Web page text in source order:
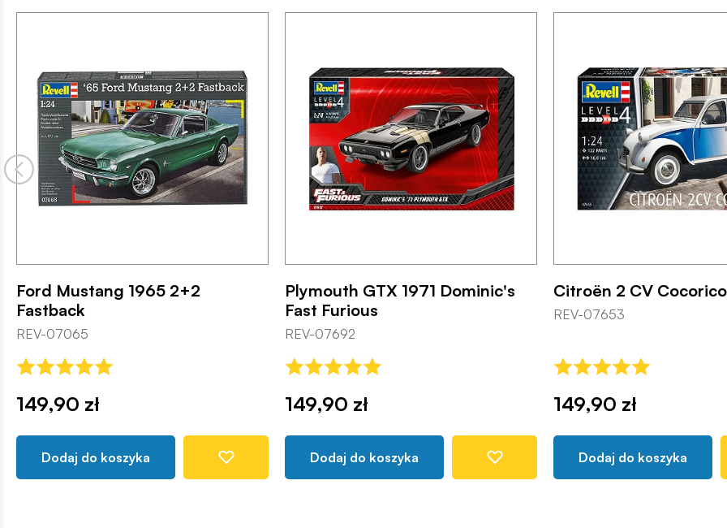
Ford Mustang 1965 2+2
Fastback
REV-07065
149,90 zł
Dodaj do koszyka
Plymouth GTX 1971 Dominic's
Fast Furious
REV-07692
149,90 zł
Dodaj do koszyka
Citroën 2 CV Cocorico
REV-07653
149,90 zł
Dodaj do koszyka